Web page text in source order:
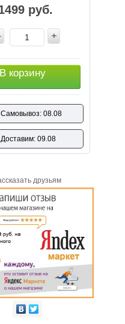
руб.
В корзину
Самовывоз: 08.08
Доставим: 09.08
друзьям